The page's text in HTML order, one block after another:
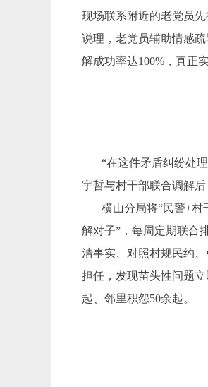
现场联系附近的老党员
说理，老党员辅助情感
解成功率达100%，真正
“在这件矛盾纠纷处
宇哲与村干部联合调解后
横山分局将“民警+村
解对子”，每周定期联合
清事实、对照村规民约
担任，发现苗头性问题
起、邻里积怨50余起。